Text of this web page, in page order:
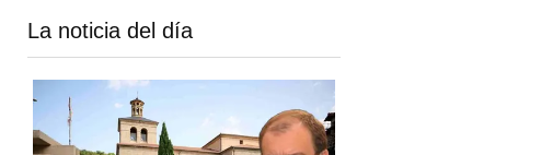
La noticia del día